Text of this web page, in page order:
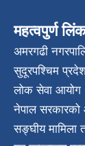
महत्वपुर्ण लिंक
अमरगढी
सुदूरपश्चिम प्रदेश
लोक सेवा आयोग
नेपाल सरकारको
सङ्घीय मामिला